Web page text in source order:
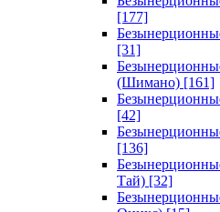
[177]
[31]
(Шимано) [161]
[42]
[136]
Тай) [32]